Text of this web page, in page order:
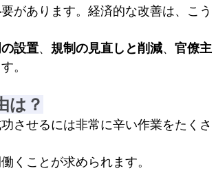
があります。経済的な改善は、こう
設置、 規制の見直しと削減、 官僚主
。
は？
させるには非常に辛い作業をたくさ
くことが求められます。